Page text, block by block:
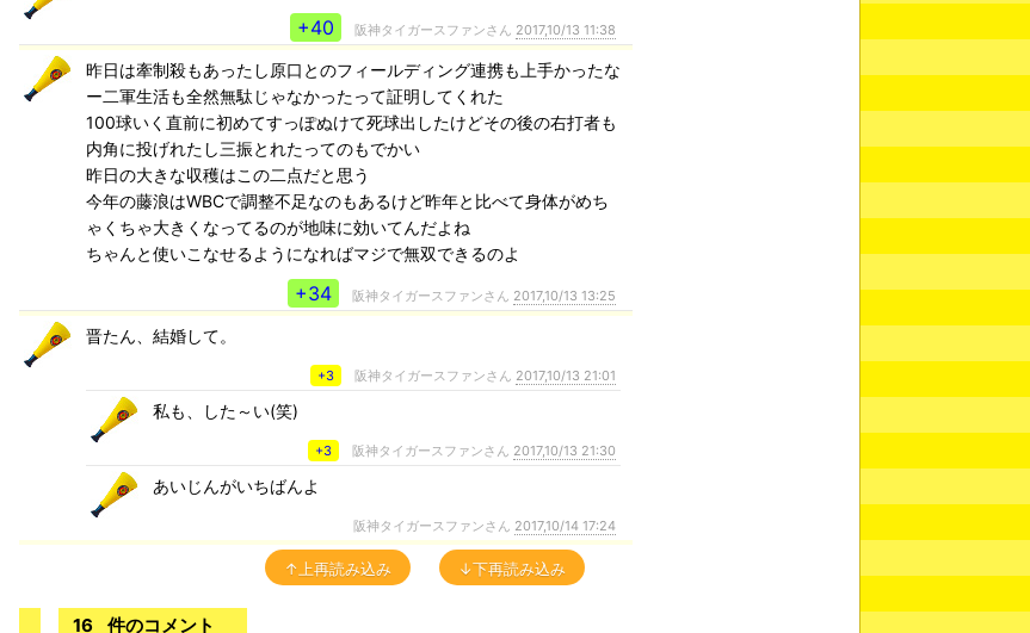
+40 阪神タイガースファンさん 2017,10/13 11:38
昨日は牽制殺もあったし原口とのフィールディング連携も上手かったな
ー二軍生活も全然無駄じゃなかったって証明してくれた
100球いく直前に初めてすっぽぬけて死球出したけどその後の右打者も
内角に投げれたし三振とれたってのもでかい
昨日の大きな収穫はこの二点だと思う
今年の藤浪はWBCで調整不足なのもあるけど昨年と比べて身体がめち
ゃくちゃ大きくなってるのが地味に効いてんだよね
ちゃんと使いこなせるようになればマジで無双できるのよ
+34 阪神タイガースファンさん 2017,10/13 13:25
晋たん、結婚して。
+3 阪神タイガースファンさん 2017,10/13 21:01
私も、した～い(笑)
+3 阪神タイガースファンさん 2017,10/13 21:30
あいじんがいちばんよ
阪神タイガースファンさん 2017,10/14 17:24
↑上再読み込み ↓下再読み込み
16 件のコメント